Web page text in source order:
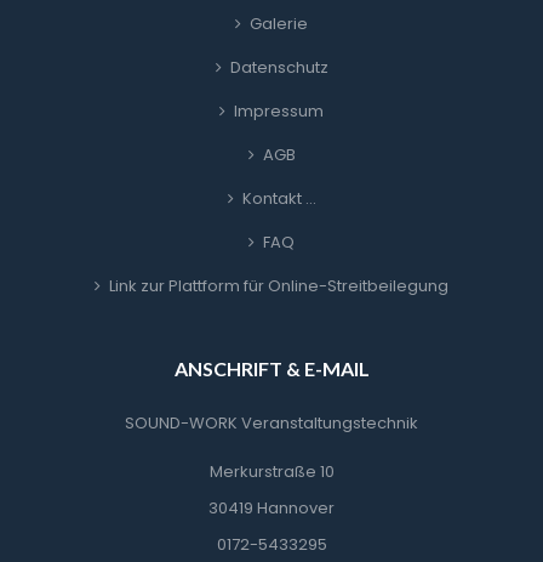
Galerie
Datenschutz
Impressum
AGB
Kontakt …
FAQ
Link zur Plattform für Online-Streitbeilegung
ANSCHRIFT & E-MAIL
SOUND-WORK Veranstaltungstechnik
Merkurstraße 10
30419 Hannover
0172-5433295